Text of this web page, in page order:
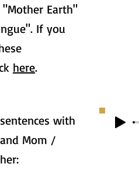
Earth"
If you
here.
with
Mom /